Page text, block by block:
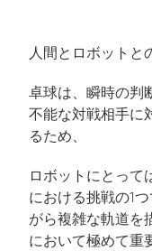
人間とロボットと
卓球は、瞬時の判
不能な対戦相手に
るため、
ロボットにとって
における挑戦の1
がら複雑な軌道を
において極めて重